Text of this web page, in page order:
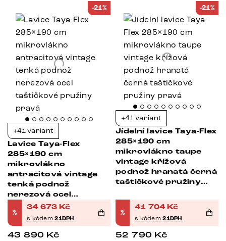
-21%
+41 variant
Lavice Taya-Flex
285×190 cm
mikrovlákno
antracitová vintage
tenká podnož
nerezová ocel
taštičkové pružiny
pravá
%
34 673 Kč
s kódem21DPH
43 890 Kč
-21%
+41 variant
Jídelní lavice Taya-Flex
285×190 cm
mikrovlákno taupe
vintage křížová
podnož hranatá černá
taštičkové pružiny
%
41 704 Kč
s kódem21DPH
52 790 Kč